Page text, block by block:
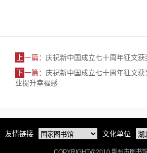
上一篇： 庆祝新中国成立七十周年征文
下一篇： 庆祝新中国成立七十周年征文
业提升幸福感
友情链接 文化单位